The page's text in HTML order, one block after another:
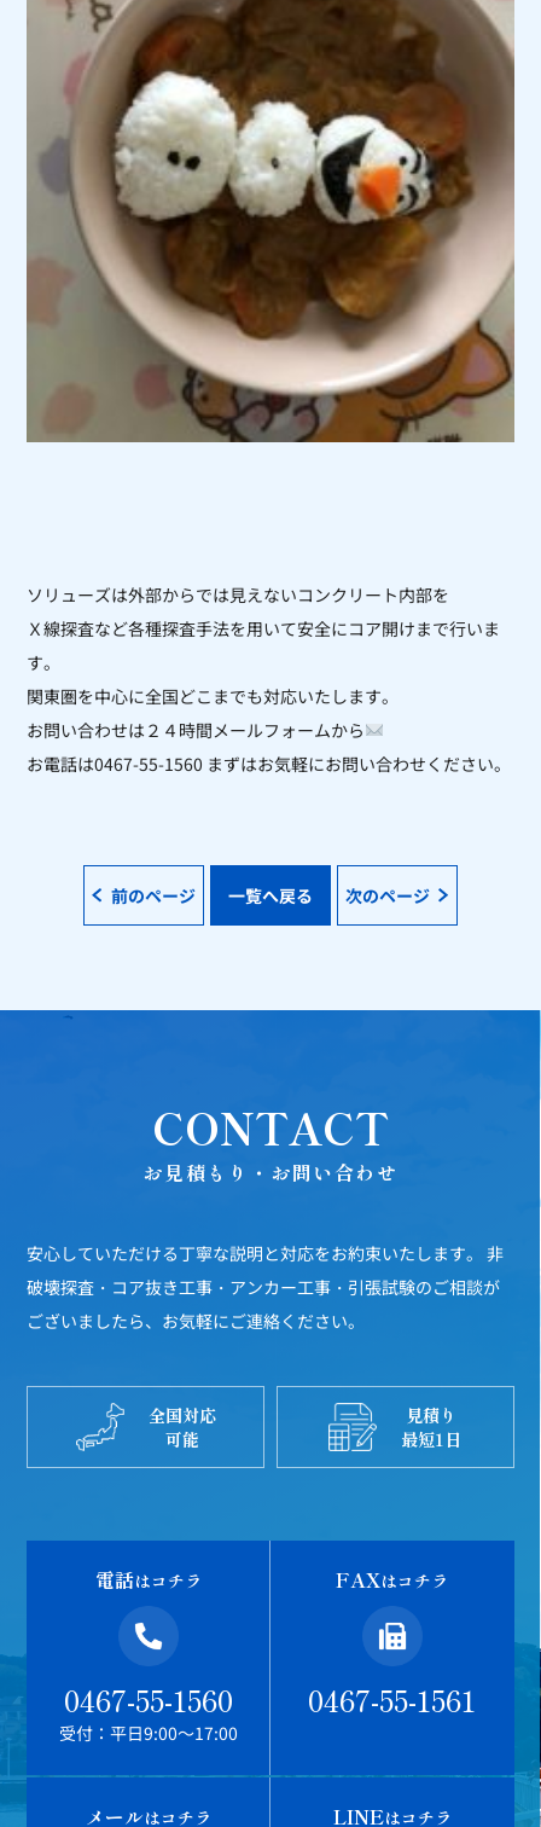
ソリューズは外部からでは見えないコンクリート内部を
Ｘ線探査など各種探査手法を用いて安全にコア開けまで行いま
す。
関東圏を中心に全国どこまでも対応いたします。
お問い合わせは２４時間メールフォームから
お電話は0467-55-1560 まずはお気軽にお問い合わせください。
前のページ 一覧へ戻る 次のページ
CONTACT
お見積もり・お問い合わせ
安心していただける丁寧な説明と対応をお約束いたします。
非
破壊探査・コア抜き工事・アンカー工事・引張試験のご相談が
ございましたら、お気軽にご連絡ください。
全国対応
可能
見積り
最短1日
電話はコチラ
0467-55-1560
受付：平日9:00～17:00
FAXはコチラ
0467-55-1561
メールはコチラ LINEはコチラ